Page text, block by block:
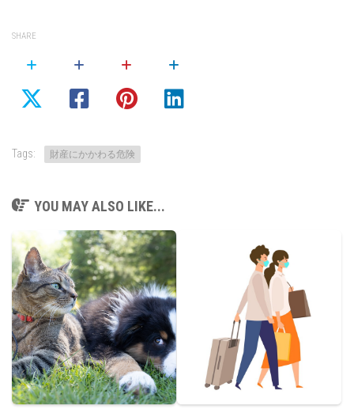
SHARE
Tags: 財産にかかわる危険
YOU MAY ALSO LIKE...